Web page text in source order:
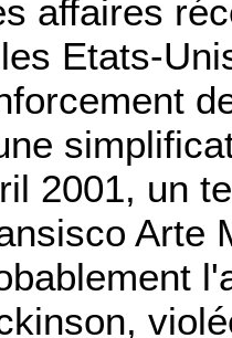
affaires
Etats-
2001, un
Arte